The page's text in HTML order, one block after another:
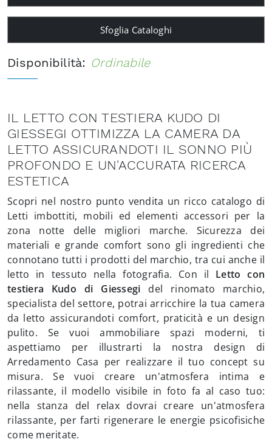
Sfoglia Cataloghi
Disponibilità: Ordinabile
IL LETTO CON TESTIERA KUDO DI
GIESSEGI OTTIMIZZA LA CAMERA DA
LETTO ASSICURANDOTI IL SONNO PIÙ
PROFONDO E UN'ACCURATA RICERCA
ESTETICA
Scopri nel nostro punto vendita un ricco catalogo di
Letti imbottiti, mobili ed elementi accessori per la
zona notte delle migliori marche. Sicurezza dei
materiali e grande comfort sono gli ingredienti che
connotano tutti i prodotti del marchio, tra cui anche il
letto in tessuto nella fotografia. Con il Letto con
testiera Kudo di Giessegi del rinomato marchio,
specialista del settore, potrai arricchire la tua camera
da letto assicurandoti comfort, praticità e un design
pulito. Se vuoi ammobiliare spazi moderni, ti
aspettiamo per illustrarti la nostra design di
Arredamento Casa per realizzare il tuo concept su
misura. Se vuoi creare un'atmosfera intima e
rilassante, il modello visibile in foto fa al caso tuo:
nella stanza del relax dovrai creare un'atmosfera
rilassante, per farti rigenerare le energie psicofisiche
come meritate.